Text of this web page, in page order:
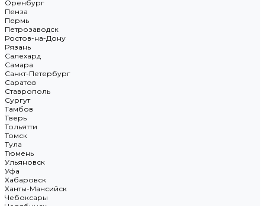
Оренбург
Пенза
Пермь
Петрозаводск
Ростов-на-Дону
Рязань
Салехард
Самара
Санкт-Петербург
Саратов
Ставрополь
Сургут
Тамбов
Тверь
Тольятти
Томск
Тула
Тюмень
Ульяновск
Уфа
Хабаровск
Ханты-Мансийск
Чебоксары